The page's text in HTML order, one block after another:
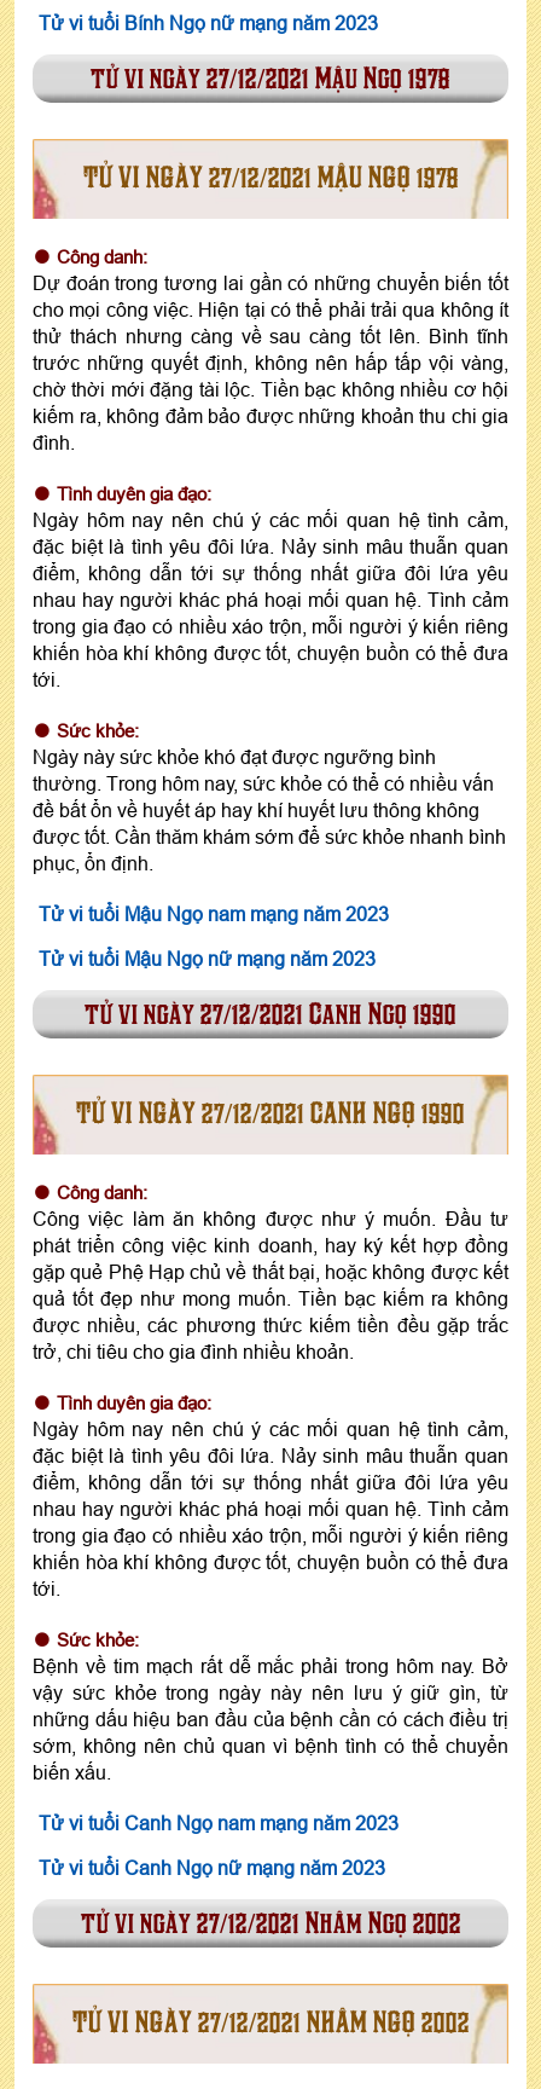
Tử vi tuổi Bính Ngọ nữ mạng năm 2023
tử vi ngày 27/12/2021 Mậu Ngọ 1978
TỬ VI NGÀY 27/12/2021 MẬU NGỌ 1978
Công danh:
Dự đoán trong tương lai gần có những chuyển biến tốt
cho mọi công việc. Hiện tại có thể phải trải qua không ít
thử thách nhưng càng về sau càng tốt lên. Bình tĩnh
trước những quyết định, không nên hấp tấp vội vàng,
chờ thời mới đặng tài lộc. Tiền bạc không nhiều cơ hội
kiếm ra, không đảm bảo được những khoản thu chi gia
đình.
Tình duyên gia đạo:
Ngày hôm nay nên chú ý các mối quan hệ tình cảm,
đặc biệt là tình yêu đôi lứa. Nảy sinh mâu thuẫn quan
điểm, không dẫn tới sự thống nhất giữa đôi lứa yêu
nhau hay người khác phá hoại mối quan hệ. Tình cảm
trong gia đạo có nhiều xáo trộn, mỗi người ý kiến riêng
khiến hòa khí không được tốt, chuyện buồn có thể đưa
tới.
Sức khỏe:
Ngày này sức khỏe khó đạt được ngưỡng bình
thường. Trong hôm nay, sức khỏe có thể có nhiều vấn
đề bất ổn về huyết áp hay khí huyết lưu thông không
được tốt. Cần thăm khám sớm để sức khỏe nhanh bình
phục, ổn định.
Tử vi tuổi Mậu Ngọ nam mạng năm 2023
Tử vi tuổi Mậu Ngọ nữ mạng năm 2023
tử vi ngày 27/12/2021 Canh Ngọ 1990
TỬ VI NGÀY 27/12/2021 CANH NGỌ 1990
Công danh:
Công việc làm ăn không được như ý muốn. Đầu tư
phát triển công việc kinh doanh, hay ký kết hợp đồng
gặp quẻ Phệ Hạp chủ về thất bại, hoặc không được kết
quả tốt đẹp như mong muốn. Tiền bạc kiếm ra không
được nhiều, các phương thức kiếm tiền đều gặp trắc
trở, chi tiêu cho gia đình nhiều khoản.
Tình duyên gia đạo:
Ngày hôm nay nên chú ý các mối quan hệ tình cảm,
đặc biệt là tình yêu đôi lứa. Nảy sinh mâu thuẫn quan
điểm, không dẫn tới sự thống nhất giữa đôi lứa yêu
nhau hay người khác phá hoại mối quan hệ. Tình cảm
trong gia đạo có nhiều xáo trộn, mỗi người ý kiến riêng
khiến hòa khí không được tốt, chuyện buồn có thể đưa
tới.
Sức khỏe:
Bệnh về tim mạch rất dễ mắc phải trong hôm nay. Bở
vậy sức khỏe trong ngày này nên lưu ý giữ gìn, từ
những dấu hiệu ban đầu của bệnh cần có cách điều trị
sớm, không nên chủ quan vì bệnh tình có thể chuyển
biến xấu.
Tử vi tuổi Canh Ngọ nam mạng năm 2023
Tử vi tuổi Canh Ngọ nữ mạng năm 2023
tử vi ngày 27/12/2021 Nhâm Ngọ 2002
TỬ VI NGÀY 27/12/2021 NHÂM NGỌ 2002